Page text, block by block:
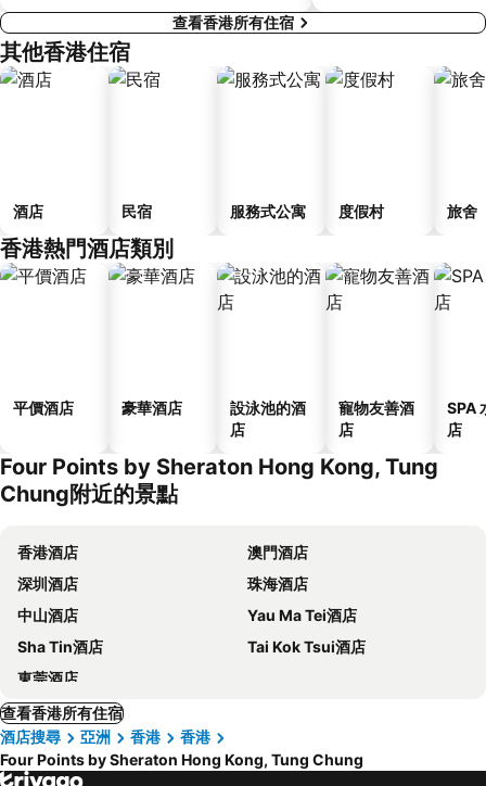
查看香港所有住宿
其他香港住宿
酒店 民宿 服務式公寓 度假村 旅舍
香港熱門酒店類別
平價酒店 豪華酒店
設泳池的酒
店
寵物友善酒
店
SPA
店
Four Points by Sheraton Hong Kong, Tung
Chung附近的景點
香港酒店
澳門酒店
深圳酒店
珠海酒店
中山酒店
Yau Ma Tei酒店
Sha Tin酒店
Tai Kok Tsui酒店
東莞酒店
查看香港所有住宿
酒店搜尋
亞洲 香港
香港
Four Points by Sheraton Hong Kong, Tung Chung